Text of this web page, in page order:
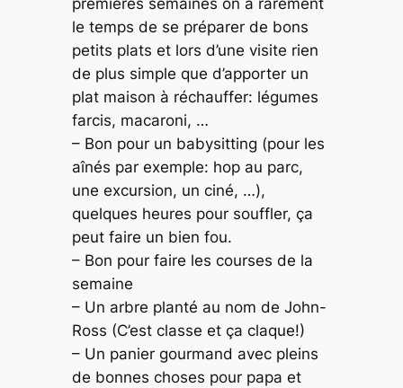
premières semaines on a rarement
le temps de se préparer de bons
petits plats et lors d’une visite rien
de plus simple que d’apporter un
plat maison à réchauffer: légumes
farcis, macaroni, …
– Bon pour un babysitting (pour les
aînés par exemple: hop au parc,
une excursion, un ciné, …),
quelques heures pour souffler, ça
peut faire un bien fou.
– Bon pour faire les courses de la
semaine
– Un arbre planté au nom de John-
Ross (C’est classe et ça claque!)
– Un panier gourmand avec pleins
de bonnes choses pour papa et